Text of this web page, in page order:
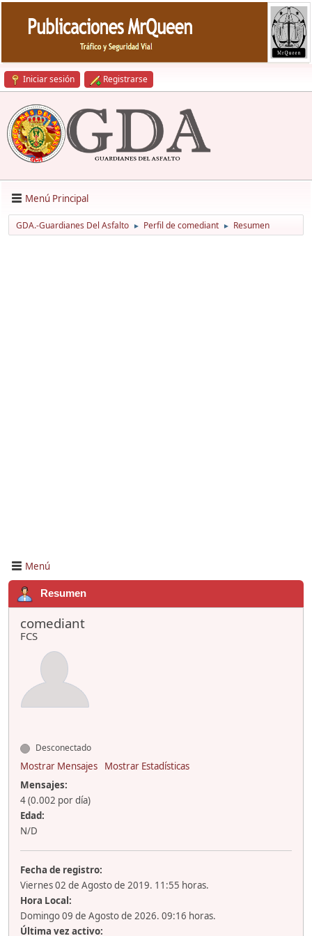
Iniciar sesión Registrarse
Menú Principal
GDA.-Guardianes Del Asfalto ► Perfil de comediant ► Resumen
Menú
Resumen
comediant
FCS
Desconectado
Mostrar Mensajes
Mostrar Estadísticas
Mensajes:
4 (0.002 por día)
Edad:
N/D
Fecha de registro:
Viernes 02 de Agosto de 2019. 11:55 horas.
Hora Local:
Domingo 09 de Agosto de 2026. 09:16 horas.
Última vez activo: